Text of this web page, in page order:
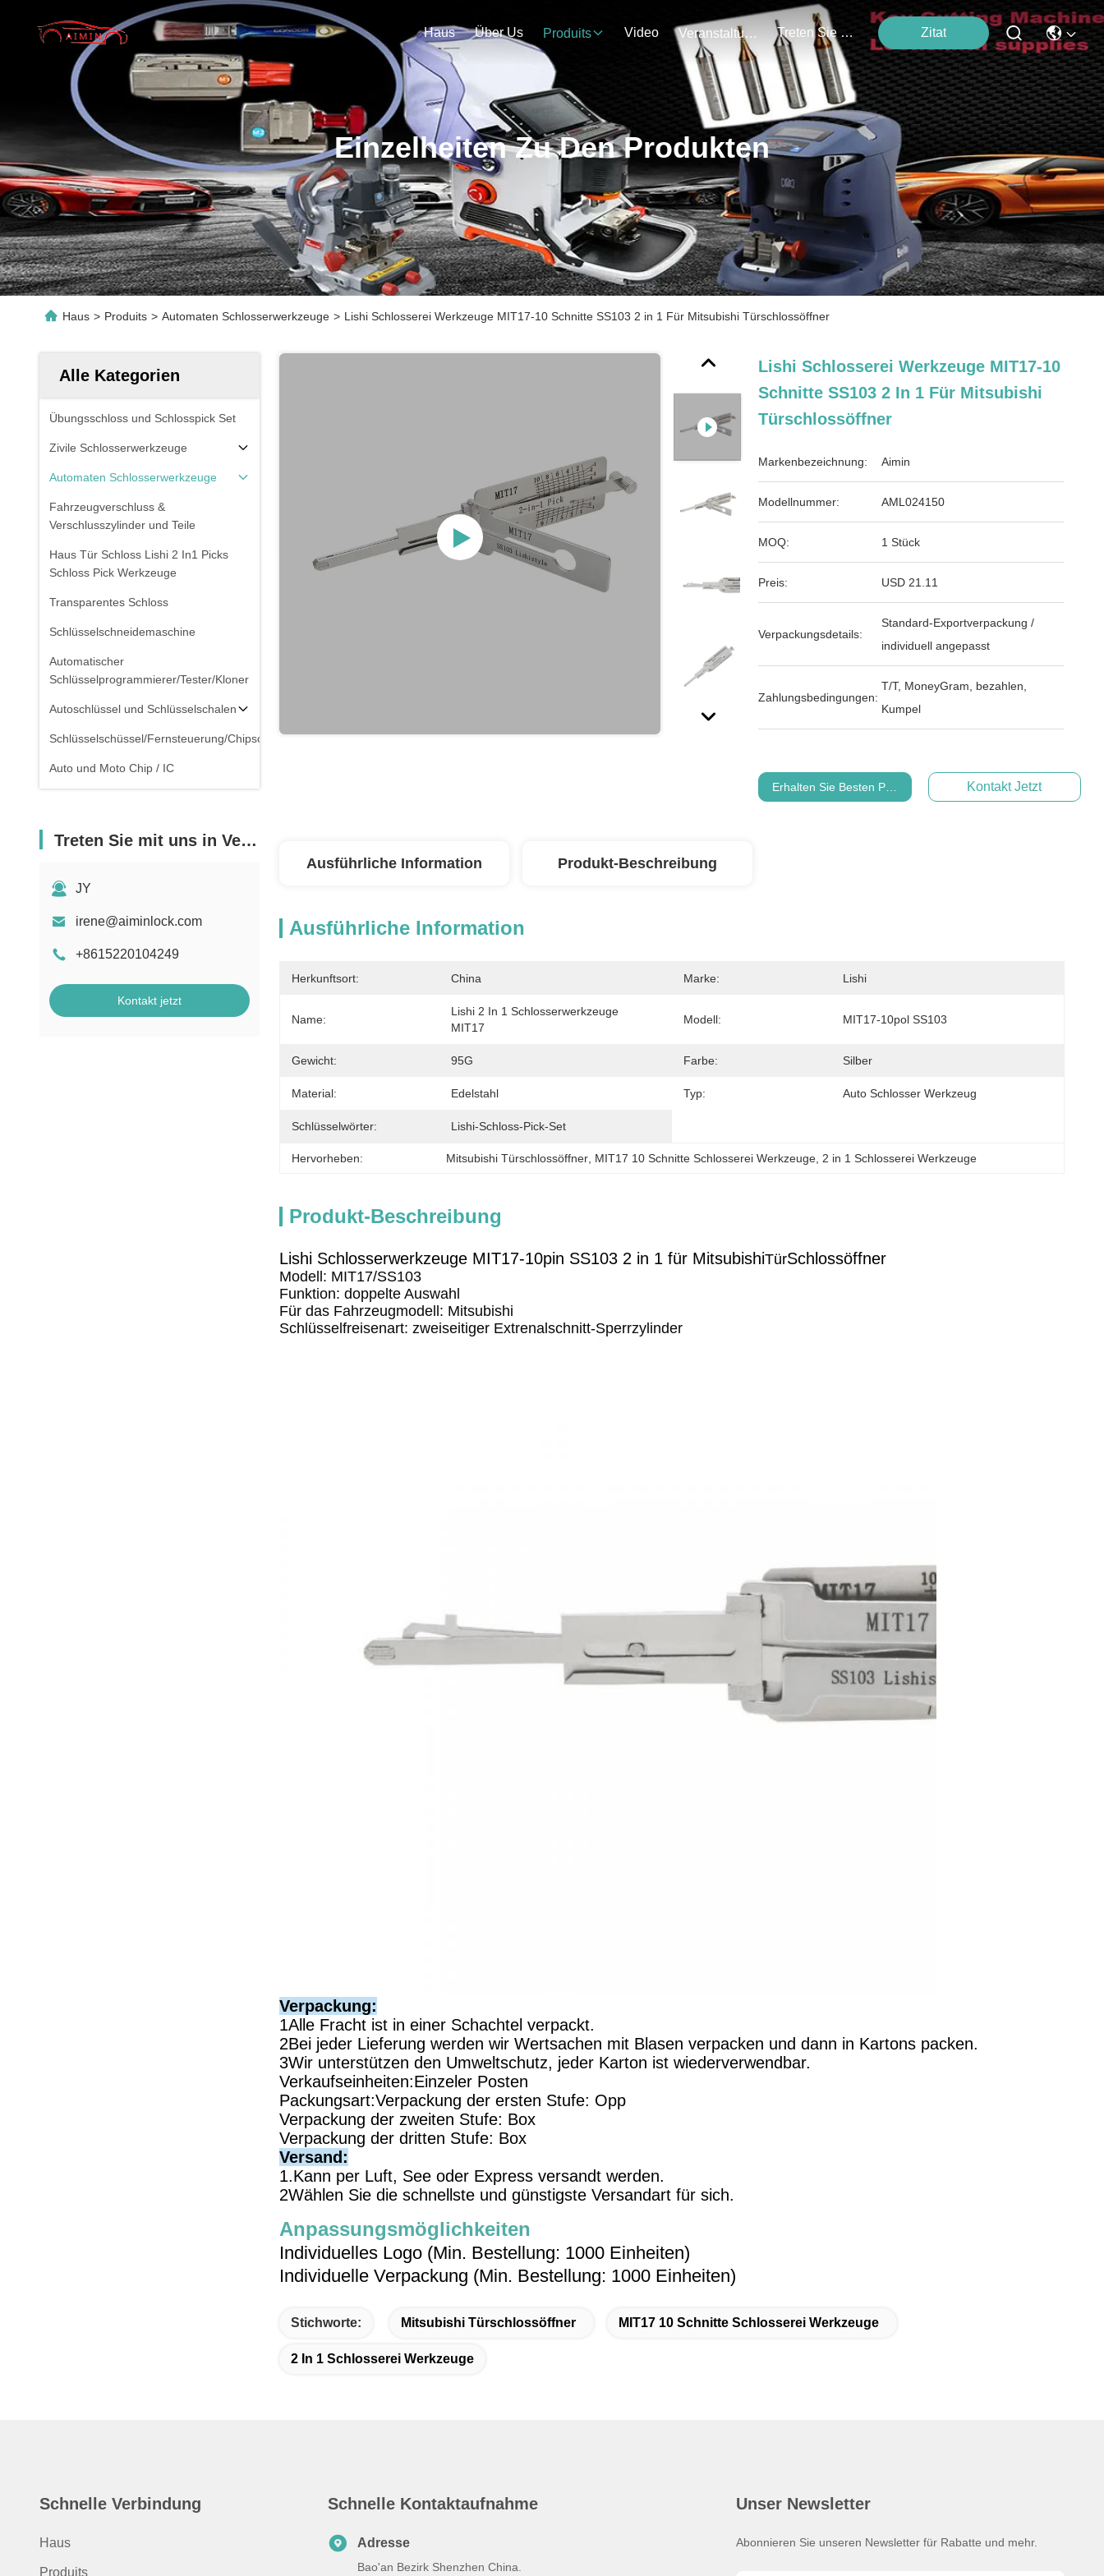
Haus Über Us Produits Video Veranstaltungen Treten Sie Mit Uns In Verbindung Zitat
Einzelheiten Zu Den Produkten
Haus > Produits > Automaten Schlosserwerkzeuge > Lishi Schlosserei Werkzeuge MIT17-10 Schnitte SS103 2 in 1 Für Mitsubishi Türschlossöffner
Alle Kategorien
Übungsschloss und Schlosspick Set
Zivile Schlosserwerkzeuge
Automaten Schlosserwerkzeuge
Fahrzeugverschluss &
Verschlusszylinder und Teile
Haus Tür Schloss Lishi 2 In1 Picks
Schloss Pick Werkzeuge
Transparentes Schloss
Schlüsselschneidemaschine
Automatischer
Schlüsselprogrammierer/Tester/Kloner
Autoschlüssel und Schlüsselschalen
Schlüsselschüssel/Fernsteuerung/Chipschlüssel
Auto und Moto Chip / IC
Treten Sie mit uns in Verbindung
JY
irene@aiminlock.com
+8615220104249
Kontakt jetzt
Lishi Schlosserei Werkzeuge MIT17-10
Schnitte SS103 2 In 1 Für Mitsubishi
Türschlossöffner
Markenbezeichnung: Aimin
Modellnummer: AML024150
MOQ: 1 Stück
Preis: USD 21.11
Verpackungsdetails:
Standard-Exportverpackung /
individuell angepasst
Zahlungsbedingungen:
T/T, MoneyGram, bezahlen,
Kumpel
Erhalten Sie Besten Preis Kontakt Jetzt
Ausführliche Information Produkt-Beschreibung
Ausführliche Information
Herkunftsort: China Marke: Lishi
Name:
Lishi 2 In 1 Schlosserwerkzeuge
MIT17
Modell: MIT17-10pol SS103
Gewicht: 95G Farbe: Silber
Material: Edelstahl Typ: Auto Schlosser Werkzeug
Schlüsselwörter: Lishi-Schloss-Pick-Set
Hervorheben: Mitsubishi Türschlossöffner MIT17 10 Schnitte Schlosserei Werkzeuge 2 in 1 Schlosserei Werkzeuge
Produkt-Beschreibung
Lishi Schlosserwerkzeuge MIT17-10pin SS103 2 in 1 für MitsubishiTürSchlossöffner
Modell: MIT17/SS103
Funktion: doppelte Auswahl
Für das Fahrzeugmodell: Mitsubishi
Schlüsselfreisenart: zweiseitiger Extrenalschnitt-Sperrzylinder
Verpackung:
1Alle Fracht ist in einer Schachtel verpackt.
2Bei jeder Lieferung werden wir Wertsachen mit Blasen verpacken und dann in Kartons packen.
3Wir unterstützen den Umweltschutz, jeder Karton ist wiederverwendbar.
Verkaufseinheiten:Einzeler Posten
Packungsart:Verpackung der ersten Stufe: Opp
Verpackung der zweiten Stufe: Box
Verpackung der dritten Stufe: Box
Versand:
1.Kann per Luft, See oder Express versandt werden.
2Wählen Sie die schnellste und günstigste Versandart für sich.
Anpassungsmöglichkeiten
Individuelles Logo (Min. Bestellung: 1000 Einheiten)
Individuelle Verpackung (Min. Bestellung: 1000 Einheiten)
Stichworte: Mitsubishi Türschlossöffner MIT17 10 Schnitte Schlosserei Werkzeuge
2 In 1 Schlosserei Werkzeuge
Schnelle Verbindung
Haus
Produits
Schnelle Kontaktaufnahme
Adresse
Bao'an Bezirk Shenzhen China.
Unser Newsletter
Abonnieren Sie unseren Newsletter für Rabatte und mehr.